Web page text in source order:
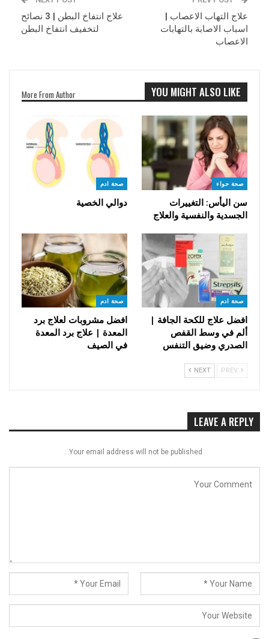
علاج التهاب الاعصاب |
اسباب الاصابة بالتهابات
الاعصاب
علاج انتفاخ البطن | 3 نصائح
لتخفيف انتفاخ البطن
YOU MIGHT ALSO LIKE
More From Author
صحة حواء
سن اليأس: التغييرات
الجسدية والنفسية والعلاج
صحة ادم
دوالي الخصية
صحة ادم
افضل علاج للكحة الجافة |
ألم في وسط القفص
الصدري وضيق التنفس
صحة ادم
افضل مشروبات لعلاج برد
المعدة | علاج برد المعدة
في الصيف
NEXT
LEAVE A REPLY
Your email address will not be published.